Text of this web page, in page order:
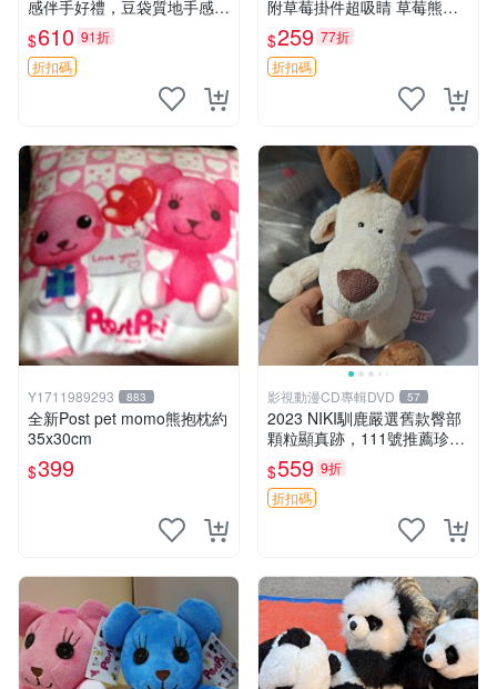
感伴手好禮，豆袋質地手感
佳，抱枕小熊 recom 推薦 白
色豆袋 玩具
$610 91折
折扣碼
附草莓掛件超吸睛 草莓熊手
提包 草莓掛件 可愛portunes
e
$259 77折
折扣碼
Y1711989293 883
全新Post pet momo熊抱枕約
35x30cm
$399
影視動漫CD專輯DVD 57
2023 NIKI馴鹿嚴選舊款臀部
顆粒顯真跡，111號推薦珍藏
品 馴鹿 舊款 尾巴顆粒
$559 9折
折扣碼